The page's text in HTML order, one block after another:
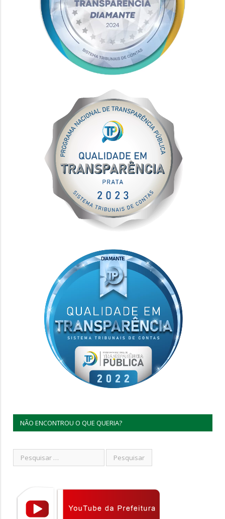
NÃO ENCONTROU O QUE QUERIA?